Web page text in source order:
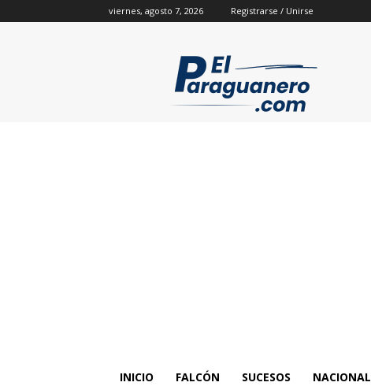
viernes, agosto 7, 2026 Registrarse / Unirse
INICIO FALCÓN SUCESOS NACIONAL